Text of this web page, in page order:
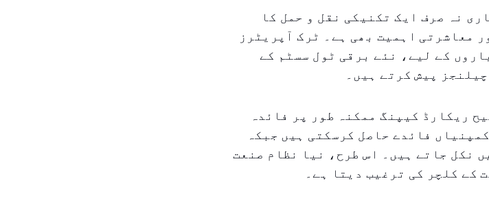
نہ صرف ایک تکنیکی نقل و حمل کا
معاشرتی اہمیت بھی ہے۔ ٹرک آپریٹرز
کے لیے، نئے برقی ٹول سسٹم کے
پیش کرتے ہیں۔
ریکارڈ کیپنگ ممکنہ طور پر فائدہ
فائدے حاصل کرسکتی ہیں جبکہ
نکل جاتے ہیں۔ اس طرح، نیا نظام صنعت
کے کلچر کی ترغیب دیتا ہے۔